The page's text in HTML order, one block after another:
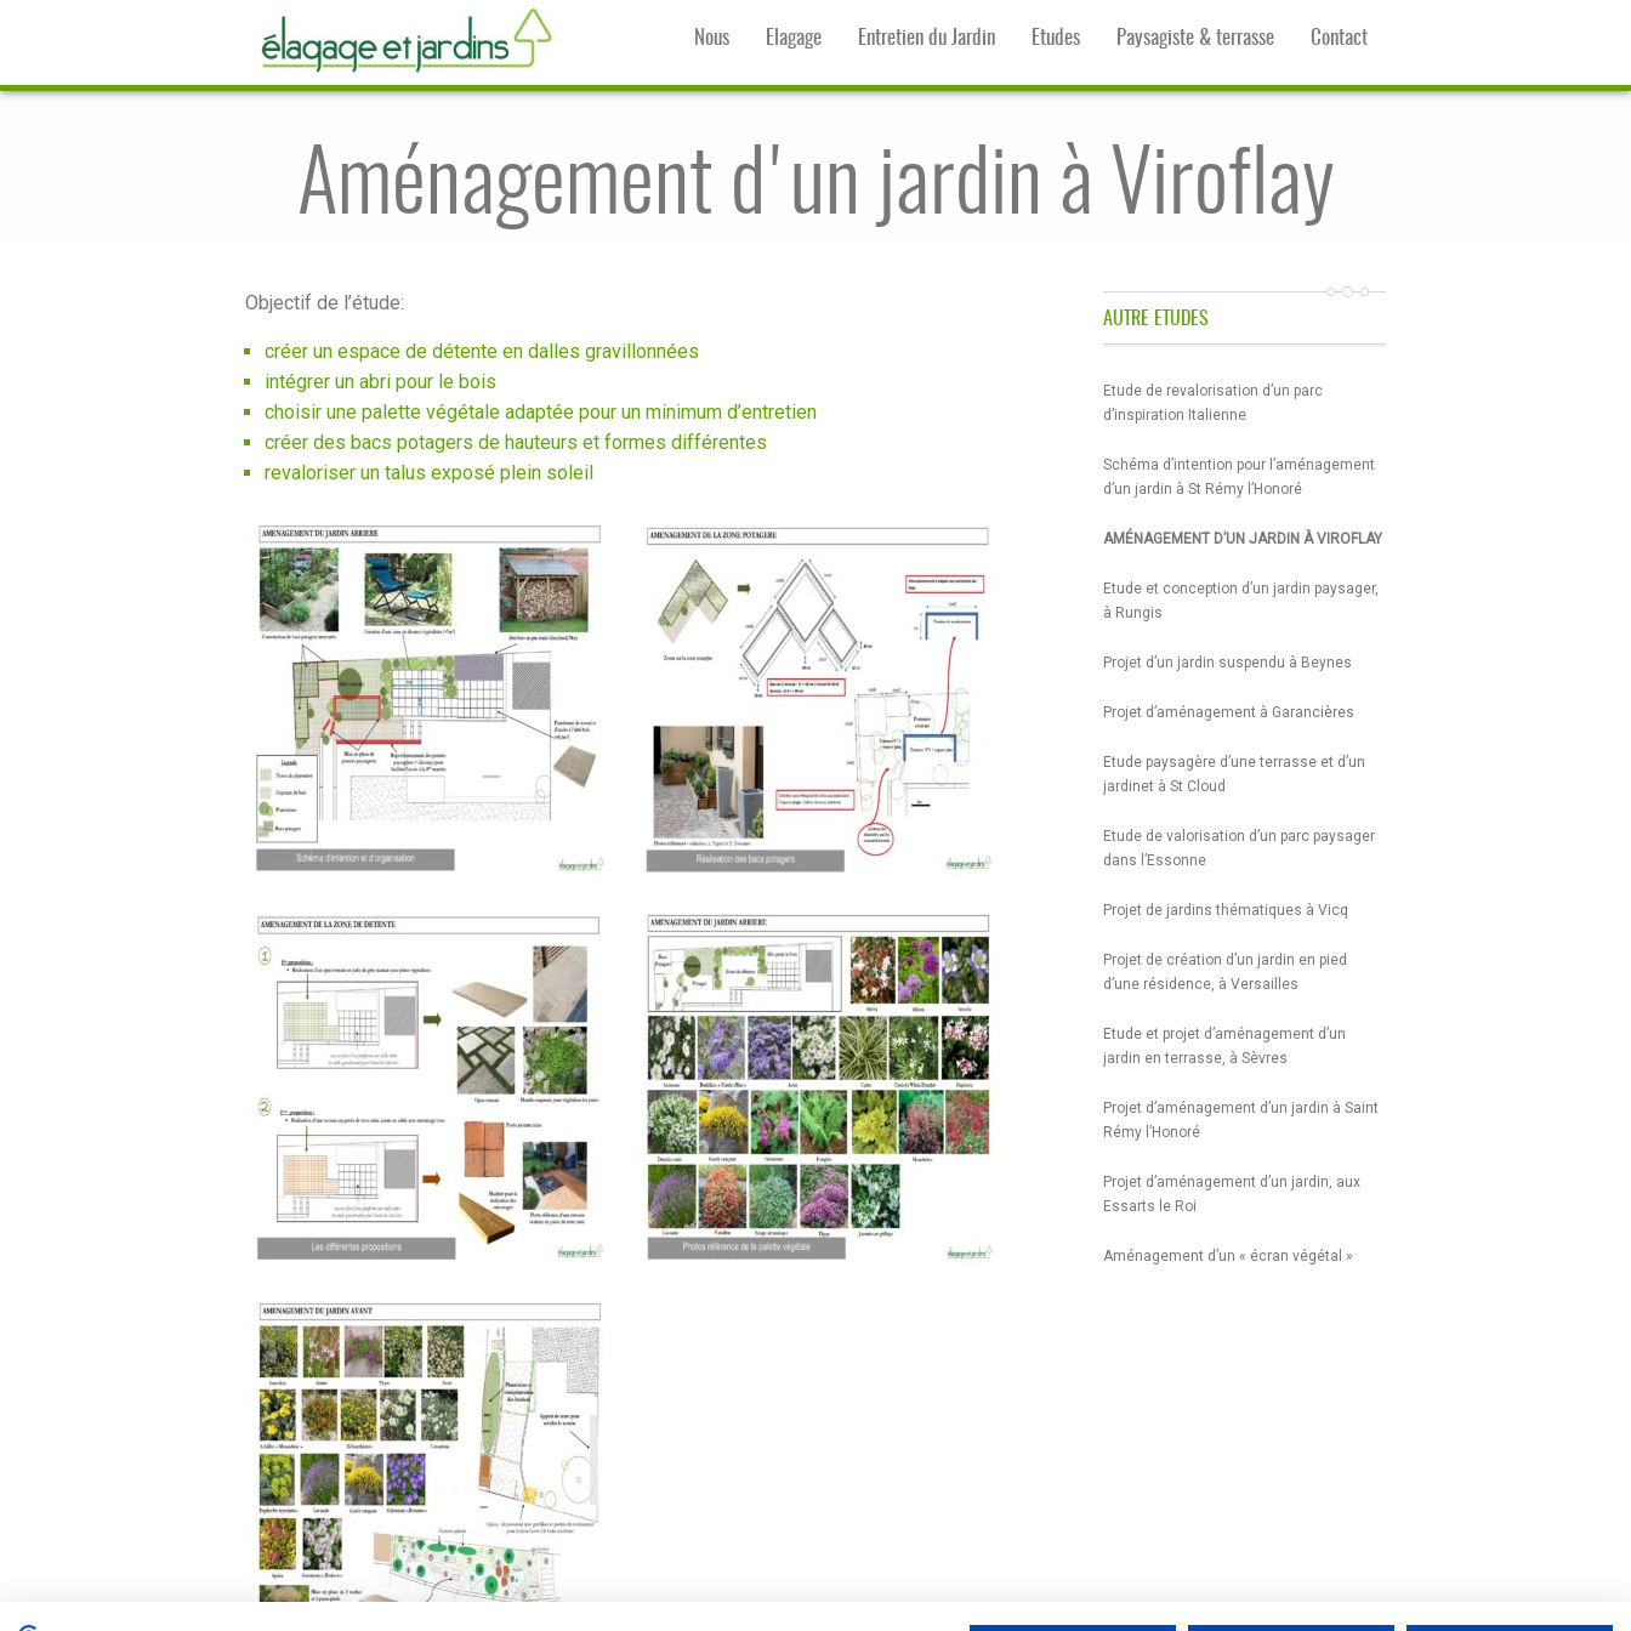
Contact
Paysagiste & terrasse
Etudes
Entretien du Jardin
Elagage
Nous
Aménagement d'un jardin à Viroflay
Objectif de l’étude:
créer un espace de détente en dalles gravillonnées
intégrer un abri pour le bois
choisir une palette végétale adaptée pour un minimum d’entretien
créer des bacs potagers de hauteurs et formes différentes
revaloriser un talus exposé plein soleil
AUTRE ETUDES
Etude de revalorisation d’un parc
d’inspiration Italienne
Schéma d’intention pour l’aménagement
d’un jardin à St Rémy l’Honoré
AMÉNAGEMENT D’UN JARDIN À VIROFLAY
Etude et conception d’un jardin paysager,
à Rungis
Projet d’un jardin suspendu à Beynes
Projet d’aménagement à Garancières
Etude paysagère d’une terrasse et d’un
jardinet à St Cloud
Etude de valorisation d’un parc paysager
dans l’Essonne
Projet de jardins thématiques à Vicq
Projet de création d’un jardin en pied
d’une résidence, à Versailles
Etude et projet d’aménagement d’un
jardin en terrasse, à Sèvres
Projet d’aménagement d’un jardin à Saint
Rémy l’Honoré
Projet d’aménagement d’un jardin, aux
Essarts le Roi
Aménagement d’un « écran végétal »